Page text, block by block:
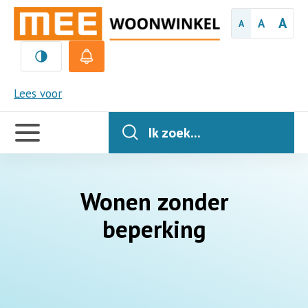
A A A
Lees voor
MEE
Handige
links
Ik zoek...
Wonen zonder
beperking